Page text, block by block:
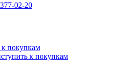
02-20
покупкам
к покупкам